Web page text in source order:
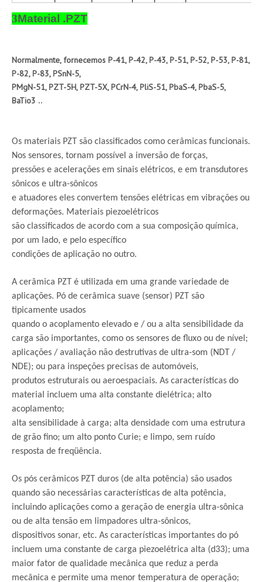
3Material .PZT
Normalmente, fornecemos P-41, P-42, P-43, P-51, P-52, P-53, P-81,
P-82, P-83, PSnN-5,
PMgN-51, PZT-5H, PZT-5X, PCrN-4, PliS-51, PbaS-4, PbaS-5,
BaTio3 ..
Os materiais PZT são classificados como cerâmicas funcionais.
Nos sensores, tornam possível a inversão de forças,
pressões e acelerações em sinais elétricos, e em transdutores
sônicos e ultra-sônicos
e atuadores eles convertem tensões elétricas em vibrações ou
deformações. Materiais piezoelétricos
são classificados de acordo com a sua composição química,
por um lado, e pelo específico
condições de aplicação no outro.
A cerâmica PZT é utilizada em uma grande variedade de
aplicações. Pó de cerâmica suave (sensor) PZT são
tipicamente usados
quando o acoplamento elevado e / ou a alta sensibilidade da
carga são importantes, como os sensores de fluxo ou de nível;
aplicações / avaliação não destrutivas de ultra-som (NDT /
NDE); ou para inspeções precisas de automóveis,
produtos estruturais ou aeroespaciais. As características do
material incluem uma alta constante dielétrica; alto
acoplamento;
alta sensibilidade à carga; alta densidade com uma estrutura
de grão fino; um alto ponto Curie; e limpo, sem ruído
resposta de freqüência.
Os pós cerâmicos PZT duros (de alta potência) são usados ​​
quando são necessárias características de alta potência,
incluindo aplicações como a geração de energia ultra-sônica
ou de alta tensão em limpadores ultra-sônicos,
dispositivos sonar, etc. As características importantes do pó
incluem uma constante de carga piezoelétrica alta (d33); uma
maior fator de qualidade mecânica que reduz a perda
mecânica e permite uma menor temperatura de operação;